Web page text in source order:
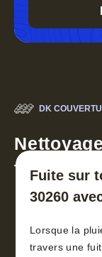
DK
toiture 30
Fuite sur
30260
Lorsque la
travers une